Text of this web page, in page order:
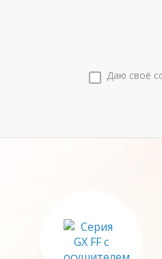
Даю своё